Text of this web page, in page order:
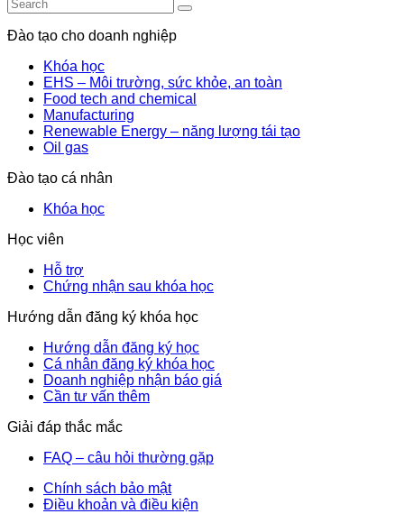
Đào tạo cho doanh nghiệp
Khóa học
EHS – Môi trường, sức khỏe, an toàn
Food tech and chemical
Manufacturing
Renewable Energy – năng lượng tái tạo
Oil gas
Đào tạo cá nhân
Khóa học
Học viên
Hỗ trợ
Chứng nhận sau khóa học
Hướng dẫn đăng ký khóa học
Hướng dẫn đăng ký học
Cá nhân đăng ký khóa học
Doanh nghiệp nhận báo giá
Cần tư vấn thêm
Giải đáp thắc mắc
FAQ – câu hỏi thường gặp
Chính sách bảo mật
Điều khoản và điều kiện